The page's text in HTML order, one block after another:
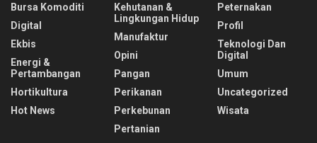
Bursa Komoditi
Digital
Ekbis
Energi &
Pertambangan
Hortikultura
Hot News
Kehutanan &
Lingkungan Hidup
Manufaktur
Opini
Pangan
Perikanan
Perkebunan
Pertanian
Peternakan
Profil
Teknologi Dan
Digital
Umum
Uncategorized
Wisata